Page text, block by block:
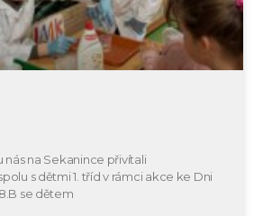
nás na Sekanince přivítali
s dětmi 1. tříd v rámci akce ke Dni
se dětem